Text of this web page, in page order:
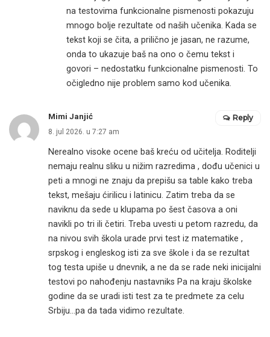
na testovima funkcionalne pismenosti pokazuju
mnogo bolje rezultate od naših učenika. Kada se
tekst koji se čita, a prilično je jasan, ne razume,
onda to ukazuje baš na ono o čemu tekst i
govori – nedostatku funkcionalne pismenosti. To
očigledno nije problem samo kod učenika.
Mimi Janjić
8. jul 2026. u 7:27 am
Nerealno visoke ocene baš kreću od učitelja. Roditelji
nemaju realnu sliku u nižim razredima , dođu učenici u
peti a mnogi ne znaju da prepišu sa table kako treba
tekst, mešaju ćirilicu i latinicu. Zatim treba da se
naviknu da sede u klupama po šest časova a oni
navikli po tri ili četiri. Treba uvesti u petom razredu, da
na nivou svih škola urade prvi test iz matematike ,
srpskog i engleskog isti za sve škole i da se rezultat
tog testa upiše u dnevnik, a ne da se rade neki inicijalni
testovi po nahođenju nastavniks Pa na kraju školske
godine da se uradi isti test za te predmete za celu
Srbiju…pa da tada vidimo rezultate.
Reply